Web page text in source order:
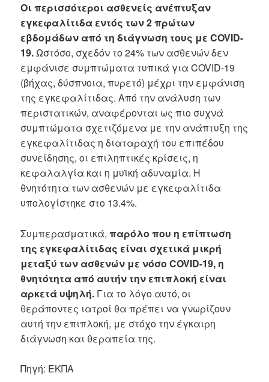
Οι περισσότεροι ασθενείς ανέπτυξαν
εγκεφαλίτιδα εντός των 2 πρώτων
εβδομάδων από τη διάγνωση τους με COVID-
19.Ωστόσο, σχεδόν το 24% των ασθενών δεν
εμφάνισε συμπτώματα τυπικά για COVID-19
(βήχας, δύσπνοια, πυρετό) μέχρι την εμφάνιση
της εγκεφαλίτιδας. Από την ανάλυση των
περιστατικών, αναφέρονται ως πιο συχνά
συμπτώματα σχετιζόμενα με την ανάπτυξη της
εγκεφαλίτιδας η διαταραχή του επιπέδου
συνείδησης, οι επιληπτικές κρίσεις, η
κεφαλαλγία και η μυϊκή αδυναμία. Η
θνητότητα των ασθενών με εγκεφαλίτιδα
υπολογίστηκε στο 13.4%.
Συμπερασματικά,παρόλο που η επίπτωση
της εγκεφαλίτιδας είναι σχετικά μικρή
μεταξύ των ασθενών με νόσο COVID-19, η
θνητότητα από αυτήν την επιπλοκή είναι
αρκετά υψηλή. Για το λόγο αυτό, οι
θεράποντες ιατροί θα πρέπει να γνωρίζουν
αυτή την επιπλοκή, με στόχο την έγκαιρη
διάγνωση και θεραπεία της.
Πηγή: ΕΚΠΑ